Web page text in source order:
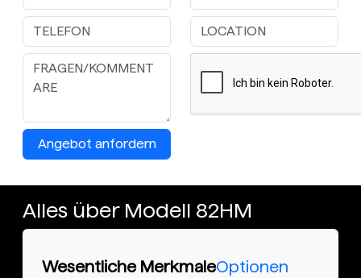
Angebot anfordern
Alles über Modell 82HM
Wesentliche MerkmaleOptionen